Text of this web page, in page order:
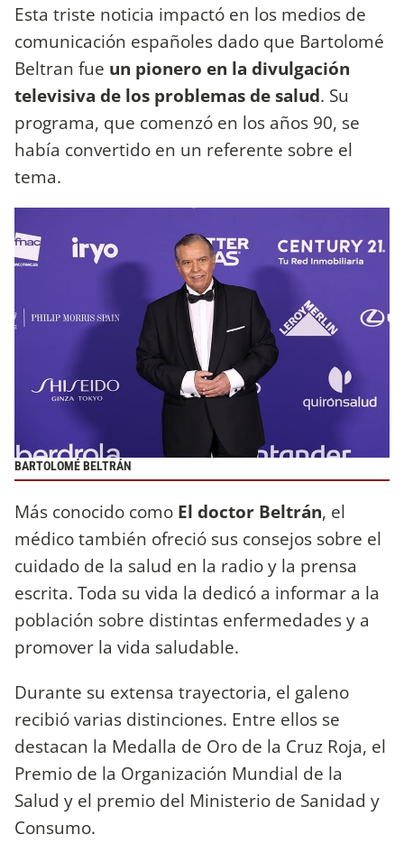
Esta triste noticia impactó en los medios de
comunicación españoles dado que Bartolomé
Beltran fue un pionero en la divulgación
televisiva de los problemas de salud. Su
programa, que comenzó en los años 90, se
había convertido en un referente sobre el
tema.
BARTOLOMÉ BELTRÁN
Más conocido como El doctor Beltrán, el
médico también ofreció sus consejos sobre el
cuidado de la salud en la radio y la prensa
escrita. Toda su vida la dedicó a informar a la
población sobre distintas enfermedades y a
promover la vida saludable.
Durante su extensa trayectoria, el galeno
recibió varias distinciones. Entre ellos se
destacan la Medalla de Oro de la Cruz Roja, el
Premio de la Organización Mundial de la
Salud y el premio del Ministerio de Sanidad y
Consumo.